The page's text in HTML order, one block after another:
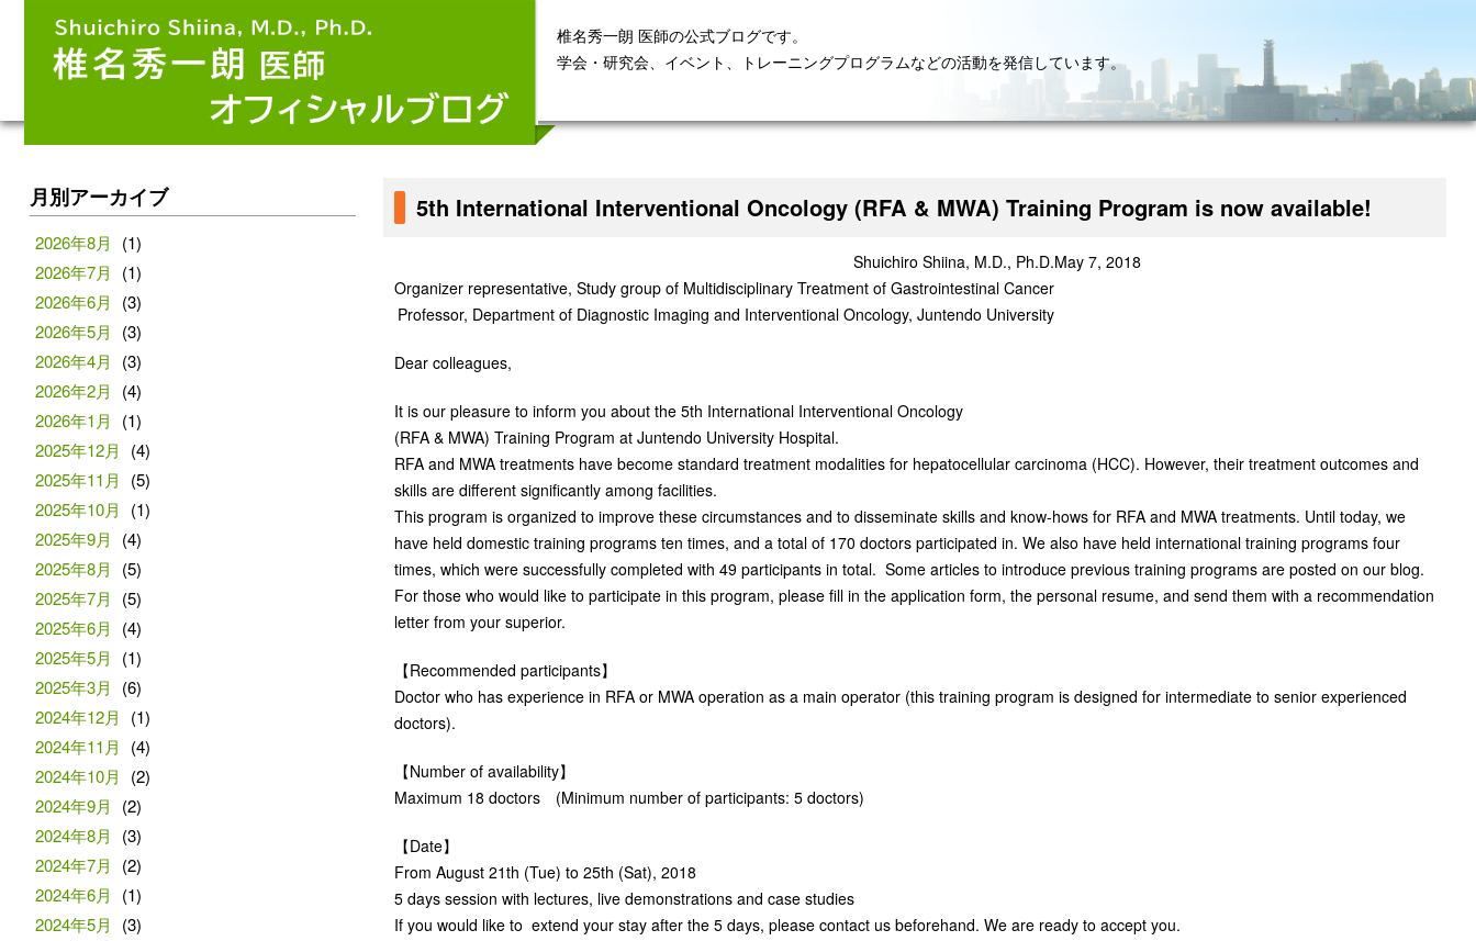
椎名秀一朗 医師の公式ブログです。
学会・研究会、イベント、トレーニングプログラムなどの活動を発信しています。
5th International Interventional Oncology (RFA & MWA) Training Program is now available!
Shuichiro Shiina, M.D., Ph.D.
Organizer representative, Study group of Multidisciplinary Treatment of Gastrointestinal Cancer
Professor, Department of Diagnostic Imaging and Interventional Oncology, Juntendo University
May 7, 2018
Dear colleagues,
It is our pleasure to inform you about the 5th International Interventional Oncology
(RFA & MWA) Training Program at Juntendo University Hospital.
RFA and MWA treatments have become standard treatment modalities for hepatocellular carcinoma (HCC). However, their treatment outcomes and
skills are different significantly among facilities.
This program is organized to improve these circumstances and to disseminate skills and know-hows for RFA and MWA treatments. Until today, we
have held domestic training programs ten times, and a total of 170 doctors participated in. We also have held international training programs four
times, which were successfully completed with 49 participants in total. Some articles to introduce previous training programs are posted on our blog.
For those who would like to participate in this program, please fill in the application form, the personal resume, and send them with a recommendation
letter from your superior.
【Recommended participants】
Doctor who has experience in RFA or MWA operation as a main operator (this training program is designed for intermediate to senior experienced
doctors).
【Number of availability】
Maximum 18 doctors (Minimum number of participants: 5 doctors)
【Date】
From August 21th (Tue) to 25th (Sat), 2018
5 days session with lectures, live demonstrations and case studies
If you would like to extend your stay after the 5 days, please contact us beforehand. We are ready to accept you.
月別アーカイブ
2026年8月
(1)
2026年7月
(1)
2026年6月
(3)
2026年5月
(3)
2026年4月
(3)
2026年2月
(4)
2026年1月
(1)
2025年12月
(4)
2025年11月
(5)
2025年10月
(1)
2025年9月
(4)
2025年8月
(5)
2025年7月
(5)
2025年6月
(4)
2025年5月
(1)
2025年3月
(6)
2024年12月
(1)
2024年11月
(4)
2024年10月
(2)
2024年9月
(2)
2024年8月
(3)
2024年7月
(2)
2024年6月
(1)
2024年5月
(3)